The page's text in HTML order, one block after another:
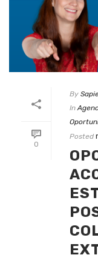
0
By
In
Posted